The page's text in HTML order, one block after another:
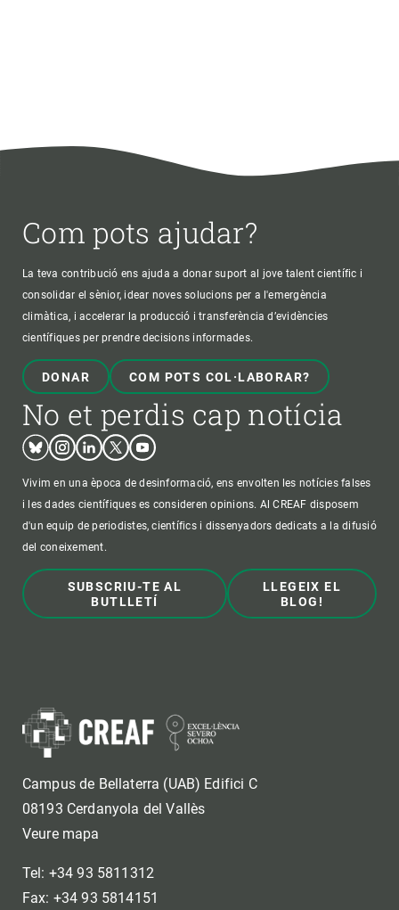
Com pots ajudar?
La teva contribució ens ajuda a donar suport al jove talent científic i
consolidar el sènior, idear noves solucions per a l'emergència
climàtica, i accelerar la producció i transferència d’evidències
científiques per prendre decisions informades.
DONAR COM POTS COL·LABORAR?
No et perdis cap notícia
BlueskyInstagram
LinkedinTwitterYoutube
Vivim en una època de desinformació, ens envolten les notícies falses
i les dades científiques es consideren opinions. Al CREAF disposem
d'un equip de periodistes, científics i dissenyadors dedicats a la difusió
del coneixement.
SUBSCRIU-TE AL
BUTLLETÍ
LLEGEIX EL
BLOG!
Campus de Bellaterra (UAB) Edifici C
08193 Cerdanyola del Vallès
Veure mapa
Tel: +34 93 5811312
Fax: +34 93 5814151